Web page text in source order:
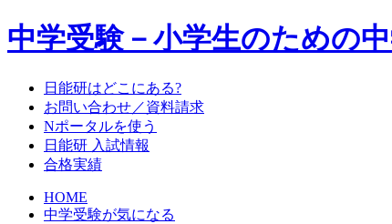
中学受験－小学生のための
日能研はどこにある?
お問い合わせ／資料請求
Nポータルを使う
日能研 入試情報
合格実績
HOME
中学受験が気になる